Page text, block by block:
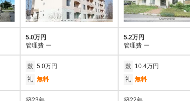
5.0万円
管理費 ー
5.2万円
管理費 ー
敷 5.0万円
礼 無料
敷 10.4万円
礼 無料